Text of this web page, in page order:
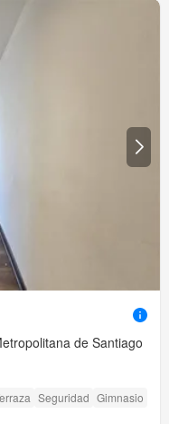
de Santiago
Seguridad Gimnasio